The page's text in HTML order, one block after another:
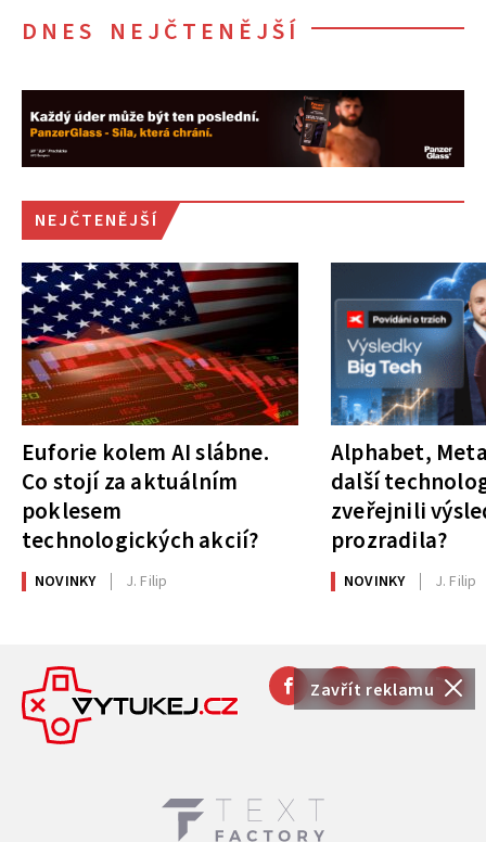
Zavřít reklamu
DNES NEJČTENĚJŠÍ
NEJČTENĚJŠÍ
Euforie kolem AI slábne.
Co stojí za aktuálním
poklesem
technologických akcií?
NOVINKY J. Filip
Alphabet,
další
zveřejnili
prozradila?
NOVINKY J. Filip